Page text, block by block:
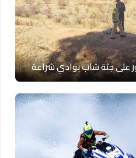
على جثة شاب بوادي شراعة